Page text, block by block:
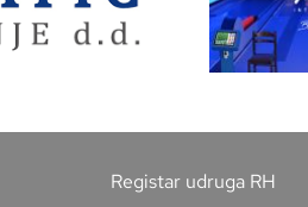
Registar udruga RH